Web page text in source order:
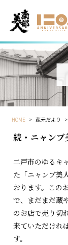
HOME > 蔵元だより >
続・ニャンブ
二戸市のゆるキ
た「ニャンブ美
おります。この
で、まだまだ蔵
のお店で売り切
来ていただけれ
す。